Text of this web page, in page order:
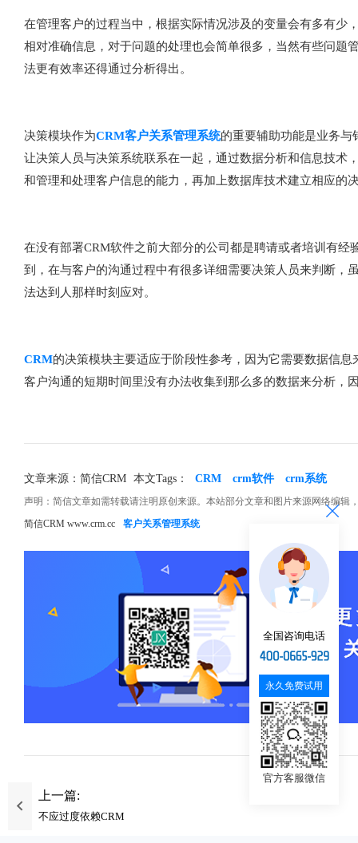
在管理客户的过程当中，根据实际情况涉及的变量会有多有少
相对准确信息，对于问题的处理也会简单很多，当然有些问题
法更有效率还得通过分析得出。
决策模块作为CRM客户关系管理系统的重要辅助功能是业务与
让决策人员与决策系统联系在一起，通过数据分析和信息技术
和管理和处理客户信息的能力，再加上数据库技术建立相应的
在没有部署CRM软件之前大部分的公司都是聘请或者培训有
到，在与客户的沟通过程中有很多详细需要决策人员来判断，
法达到人那样时刻应对。
CRM的决策模块主要适应于阶段性参考，因为它需要数据信
客户沟通的短期时间里没有办法收集到那么多的数据来分析，
文章来源：简信CRM 本文Tags： CRM crm软件 crm系统
声明：简信文章如需转载请注明原创来源。本站部分文章和图片来源网络编
简信CRM www.crm.cc
客户关系管理系统
上一篇:
不应过度依赖CRM
全国咨询电话
永久免费试用
官方客服微信